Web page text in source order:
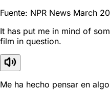
Fuente: NPR News March
It has put me in mind of
film in question.
Me ha hecho pensar en